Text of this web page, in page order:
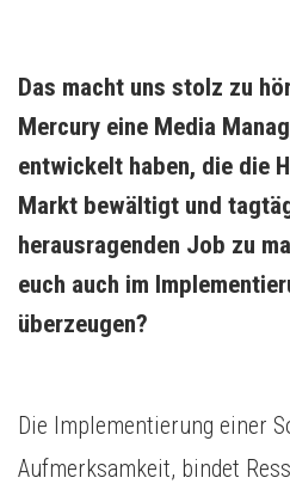
Das macht uns stolz zu
Mercury eine Media
entwickelt haben, die die
Markt bewältigt und
herausragenden Job zu
euch auch im
überzeugen?
Die Implementierung einer
Aufmerksamkeit, bindet